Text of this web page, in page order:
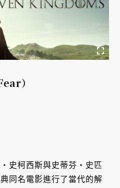
）
史柯西斯與史蒂芬・史匹
同名電影進行了當代的解